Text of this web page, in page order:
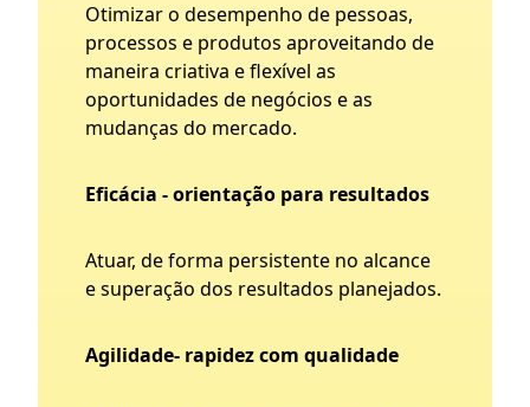
Otimizar o desempenho de pessoas,
processos e produtos aproveitando de
maneira criativa e flexível as
oportunidades de negócios e as
mudanças do mercado.
Eficácia - orientação para resultados
Atuar, de forma persistente no alcance
e superação dos resultados planejados.
Agilidade- rapidez com qualidade